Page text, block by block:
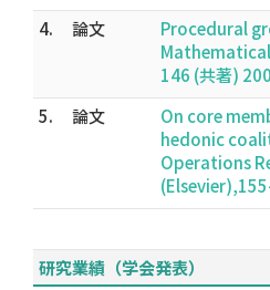
4.
論文
Procedural
146 (共著)
5.
論文
On core
hedonic
Operations
研究業績（学会発表）